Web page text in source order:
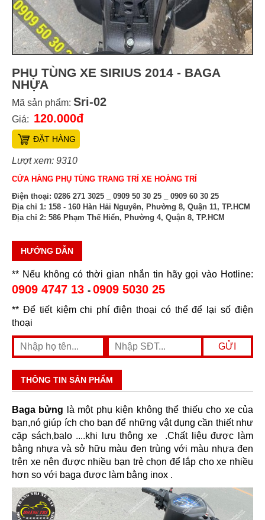
PHỤ TÙNG XE SIRIUS 2014 - BAGA
NHỰA
Mã sản phẩm: Sri-02
Giá: 120.000đ
ĐẶT HÀNG
Lượt xem: 9310
CỬA HÀNG PHỤ TÙNG TRANG TRÍ XE HOÀNG TRÍ
Điện thoại: 0286 271 3025 _ 0909 50 30 25 _ 0909 60 30 25
Địa chỉ 1: 158 - 160 Hàn Hải Nguyên, Phường 8, Quận 11, TP.HCM
Địa chỉ 2: 586 Phạm Thế Hiển, Phường 4, Quận 8, TP.HCM
HƯỚNG DẪN
** Nếu không có thời gian nhắn tin hãy gọi vào Hotline:
0909 4747 13 - 0909 5030 25
** Để tiết kiệm chi phí điện thoại có thể để lại số điện
thoại
THÔNG TIN SẢN PHẨM
Baga bửng là một phụ kiện không thể thiếu cho xe của
bạn,nó giúp ích cho bạn để những vật dụng cần thiết như
cặp sách,balo ....khi lưu thông xe .Chất liệu được làm
bằng nhựa và sở hữu màu đen trùng với màu nhựa đen
trên xe nên được nhiều bạn trẻ chọn để lắp cho xe nhiều
hơn so với baga được làm bằng inox .